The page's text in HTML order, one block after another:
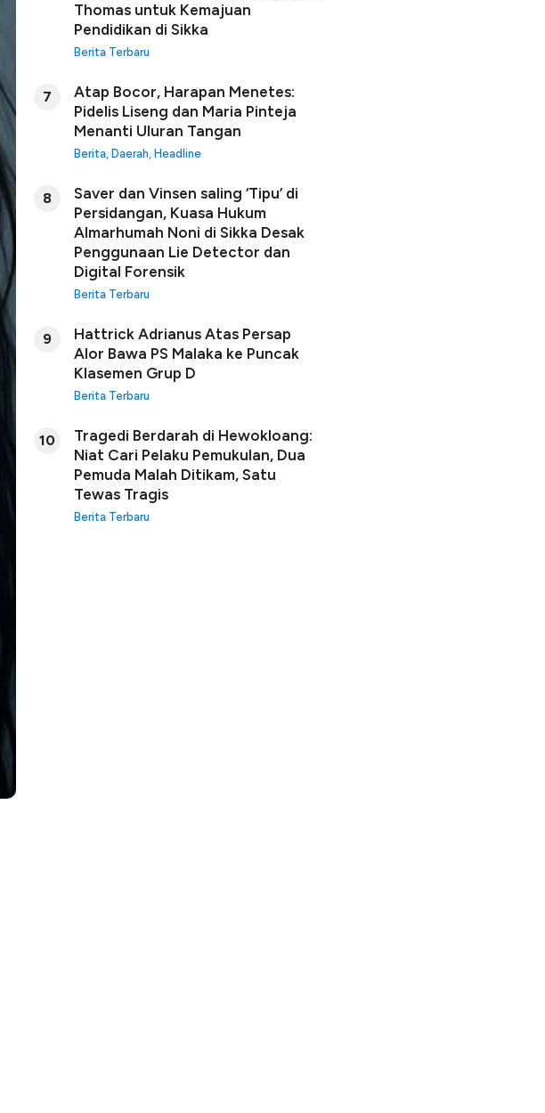
Thomas untuk Kemajuan
Pendidikan di Sikka
Berita Terbaru
7
Atap Bocor, Harapan Menetes:
Pidelis Liseng dan Maria Pinteja
Menanti Uluran Tangan
Berita, Daerah, Headline
8
Saver dan Vinsen saling ‘Tipu’ di
Persidangan, Kuasa Hukum
Almarhumah Noni di Sikka Desak
Penggunaan Lie Detector dan
Digital Forensik
Berita Terbaru
9
Hattrick Adrianus Atas Persap
Alor Bawa PS Malaka ke Puncak
Klasemen Grup D
Berita Terbaru
10
Tragedi Berdarah di Hewokloang:
Niat Cari Pelaku Pemukulan, Dua
Pemuda Malah Ditikam, Satu
Tewas Tragis
Berita Terbaru